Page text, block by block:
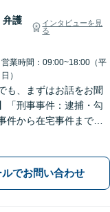
弁護
インタビューを見
る
営業時間：09:00~18:00（平
日）
も、まずはお話をお聞
「刑事事件：逮捕・勾
件から在宅事件まで、
ルでお問い合わせ